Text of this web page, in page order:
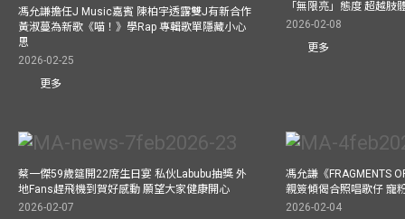
馮允謙擔任J Music嘉賓 陳柏宇透露雙J有新合作
黃淑蔓為新歌《喵！》學Rap 專輯歌單隱藏小心
思
2026-02-25
更多
「無限亮」態度 超越肢
2026-02-08
更多
蔡一傑59歲筵開22席生日宴 私伙Labubu抽獎 外
地Fans趕飛機到賀好感動 願望大家健康開心
2026-02-07
馮允謙《FRAGMENTS
親簽傾偈合照唱歌仔 寵
2026-02-04